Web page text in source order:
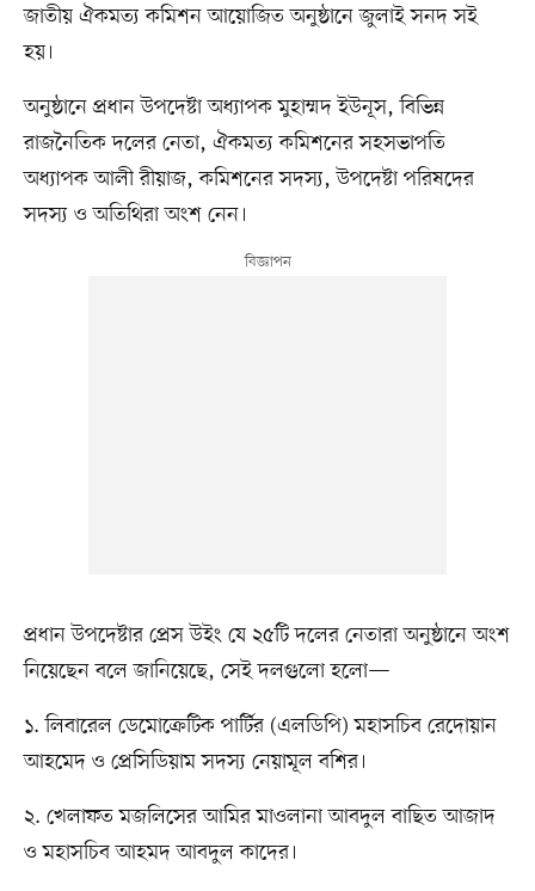
জাতীয় ঐকমত্য কমিশন আয়োজিত অনুষ্ঠানে জুলাই সনদ সই
হয়।
অনুষ্ঠানে প্রধান উপদেষ্টা অধ্যাপক মুহাম্মদ ইউনূস, বিভিন্ন
রাজনৈতিক দলের নেতা, ঐকমত্য কমিশনের সহসভাপতি
অধ্যাপক আলী রীয়াজ, কমিশনের সদস্য, উপদেষ্টা পরিষদের
সদস্য ও অতিথিরা অংশ নেন।
প্রধান উপদেষ্টার প্রেস উইং যে ২৫টি দলের নেতারা অনুষ্ঠানে অংশ
নিয়েছেন বলে জানিয়েছে, সেই দলগুলো হলো—
১. লিবারেল ডেমোক্রেটিক পার্টির (এলডিপি) মহাসচিব রেদোয়ান
আহমেদ ও প্রেসিডিয়াম সদস্য নেয়ামূল বশির।
২. খেলাফত মজলিসের আমির মাওলানা আবদুল বাছিত আজাদ
ও মহাসচিব আহমদ আবদুল কাদের।